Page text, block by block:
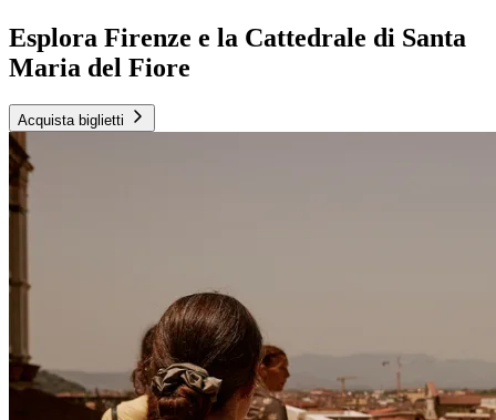
Esplora Firenze e la Cattedrale di Santa
Maria del Fiore
Acquista biglietti